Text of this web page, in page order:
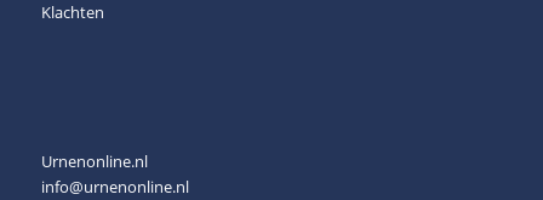
Klachten
Urnenonline.nl
info@urnenonline.nl